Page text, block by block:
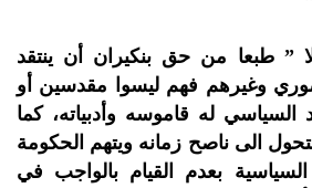
” طبعا من حق بنكيران أن ينتقد
وغيرهم فهم ليسوا مقدسين أو
له قاموسه وأدبياته، كما
الى ناصح زمانه ويتهم الحكومة
بعدم القيام بالواجب في